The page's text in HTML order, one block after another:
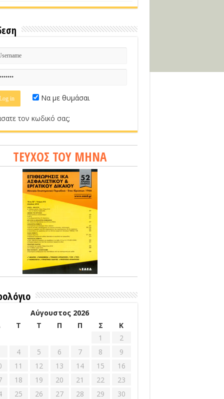
Να με θυμάσαι
τον κωδικό σας;
ΤΕΥΧΟΣ ΤΟΥ ΜΗΝΑ
Αύγουστος 2026
Τ Τ Π Π Σ
Κ
1
2
4 5 6 7 8
9
11 12 13 14 15
16
18 19 20 21 22
23
25 26 27 28 29
30